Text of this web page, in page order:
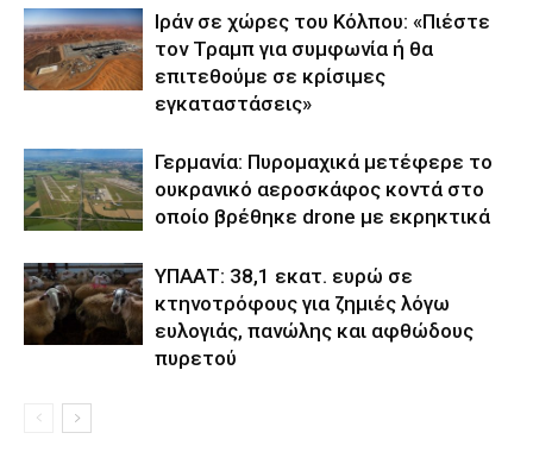
Ιράν σε χώρες του Κόλπου: «Πιέστε
τον Τραμπ για συμφωνία ή θα
επιτεθούμε σε κρίσιμες
εγκαταστάσεις»
Γερμανία: Πυρομαχικά μετέφερε το
ουκρανικό αεροσκάφος κοντά στο
οποίο βρέθηκε drone με εκρηκτικά
ΥΠΑΑΤ: 38,1 εκατ. ευρώ σε
κτηνοτρόφους για ζημιές λόγω
ευλογιάς, πανώλης και αφθώδους
πυρετού